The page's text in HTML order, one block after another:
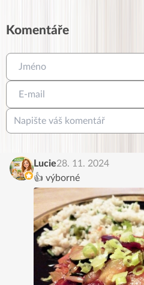
Komentáře
Lucie28. 11. 2024
👍 výborné